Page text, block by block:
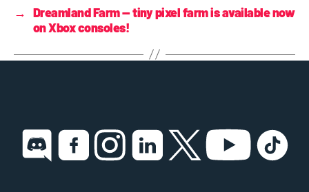
→ Dreamland Farm — tiny pixel farm is available now
on Xbox consoles!